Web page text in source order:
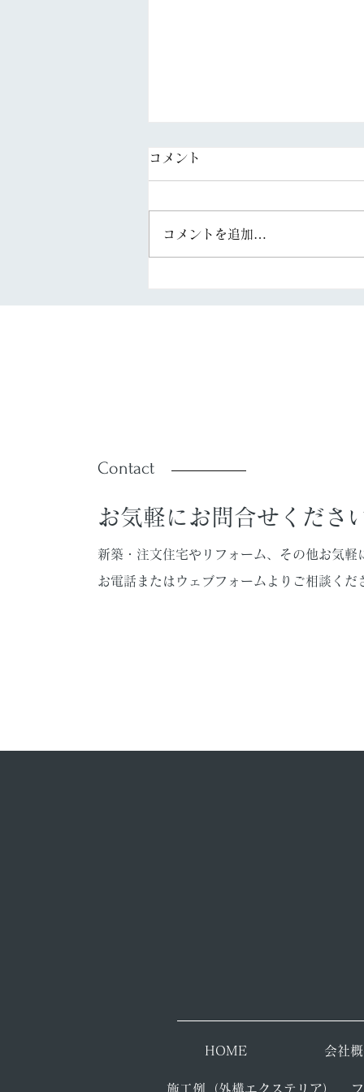
「FAS住まいの新聞（R08.8
コメント
コメントを追加…
Contact
お気軽にお問合せくださ
新築・注文住宅やリフォーム、その他お気軽
お電話またはウェブフォームよりご相談くだ
​HOME 会社
施工例（外構エクステリア）